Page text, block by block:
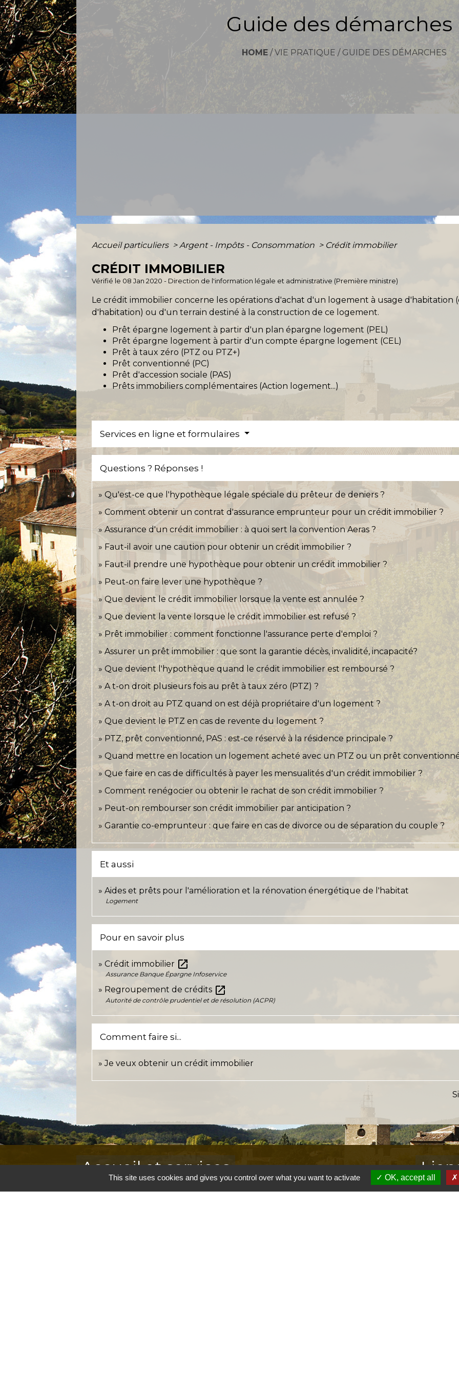
Guide des démarches
HOME /VIE PRATIQUE /GUIDE DES DÉMARCHES
Accueil particuliers > Argent - Impôts - Consommation > Crédit immobilier
CRÉDIT IMMOBILIER
Vérifié le 08 Jan 2020 - Direction de l'information légale et administrative (Première ministre)
Le crédit immobilier concerne les opérations d'achat d'un logement à usage d'habitation
d'habitation) ou d'un terrain destiné à la construction de ce logement.
Prêt épargne logement à partir d'un plan épargne logement (PEL)
Prêt épargne logement à partir d'un compte épargne logement (CEL)
Prêt à taux zéro (PTZ ou PTZ+)
Prêt conventionné (PC)
Prêt d'accession sociale (PAS)
Prêts immobiliers complémentaires (Action logement...)
Services en ligne et formulaires
Questions ? Réponses !
Qu'est-ce que l'hypothèque légale spéciale du prêteur de deniers ?
Comment obtenir un contrat d'assurance emprunteur pour un crédit immobilier ?
Assurance d'un crédit immobilier : à quoi sert la convention Aeras ?
Faut-il avoir une caution pour obtenir un crédit immobilier ?
Faut-il prendre une hypothèque pour obtenir un crédit immobilier ?
Peut-on faire lever une hypothèque ?
Que devient le crédit immobilier lorsque la vente est annulée ?
Que devient la vente lorsque le crédit immobilier est refusé ?
Prêt immobilier : comment fonctionne l'assurance perte d'emploi ?
Assurer un prêt immobilier : que sont la garantie décès, invalidité, incapacité?
Que devient l'hypothèque quand le crédit immobilier est remboursé ?
A t-on droit plusieurs fois au prêt à taux zéro (PTZ) ?
A t-on droit au PTZ quand on est déjà propriétaire d'un logement ?
Que devient le PTZ en cas de revente du logement ?
PTZ, prêt conventionné, PAS : est-ce réservé à la résidence principale ?
Quand mettre en location un logement acheté avec un PTZ ou un prêt
Que faire en cas de difficultés à payer les mensualités d'un crédit immobilier ?
Comment renégocier ou obtenir le rachat de son crédit immobilier ?
Peut-on rembourser son crédit immobilier par anticipation ?
Garantie co-emprunteur : que faire en cas de divorce ou de séparation du couple ?
Et aussi
Aides et prêts pour l'amélioration et la rénovation énergétique de l'habitat
Logement
Pour en savoir plus
Crédit immobilier open_in_new
Assurance Banque Épargne Infoservice
Regroupement de crédits open_in_new
Autorité de contrôle prudentiel et de résolution (ACPR)
Comment faire si...
Je veux obtenir un crédit immobilier
Accueil et services
Commune de Correns
This site uses cookies and gives you control over what you want to activate OK, accept all